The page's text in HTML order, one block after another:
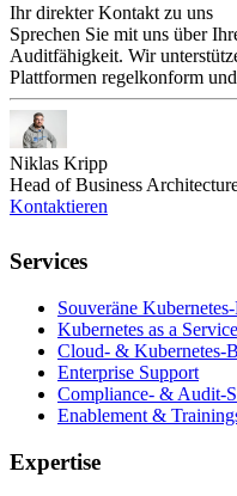
Ihr direkter Kontakt zu uns
Sprechen Sie mit uns über
Auditfähigkeit. Wir
Plattformen regelkonform
Niklas Kripp
Head of Business
Kontaktieren
Services
Souveräne
Kubernetes as a Service
Cloud- & Kubernetes-
Enterprise Support
Compliance- & Audit-
Enablement &
Expertise